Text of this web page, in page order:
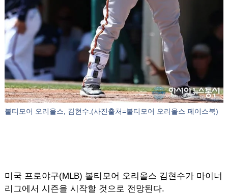
볼티모어 오리올스, 김현수.(사진출처=볼티모어 오리올스 페이스북)
미국 프로야구(MLB) 볼티모어 오리올스 김현수가 마이너
리그에서 시즌을 시작할 것으로 전망된다.